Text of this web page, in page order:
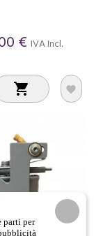
€ IVA Incl.
 
parti per